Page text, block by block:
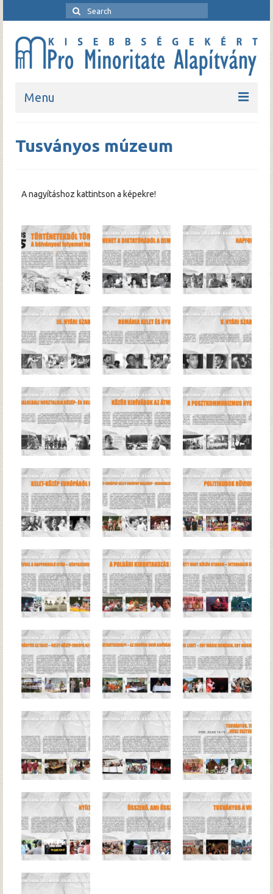
Menu
Bemutatkozó
Pro Minoritate könyvsorozat
Kapcsolat
Hírek
Archívum
Tusványos múzeum
A nagyításhoz kattintson a képekre!